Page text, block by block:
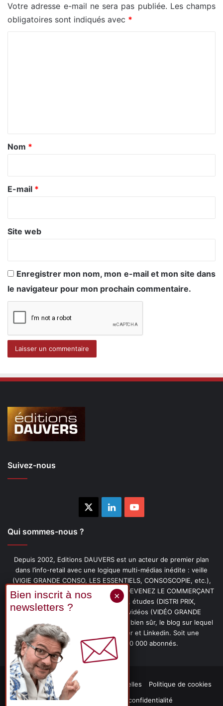
Votre adresse e-mail ne sera pas publiée. Les champs
obligatoires sont indiqués avec *
a
e
Nom *
E-mail *
Site web
Enregistrer mon nom, mon e-mail et mon site dans
le navigateur pour mon prochain commentaire.
Suivez-nous
LinkedinYouTube
Qui sommes-nous ?
Depuis 2002, Editions DAUVERS est un acteur de premier plan
dans l’info-retail avec une logique multi-médias inédite : veille
(VIGIE GRANDE CONSO, LES ESSENTIELS, CONSOSCOPIE, etc.),
livres (PENSER-CLIENT, IMAGE-PRIX, DEVENEZ LE COMMERÇANT
PRÉFÉRÉ DE VOS CLIENTS, etc.), études (DISTRI PRIX,
PROMOFLASH, DRIVE INSIGHTS), vidéos (VIDÉO GRANDE
CONSO), podcasts (CAFÉ CONSO) et, bien sûr, le blog sur lequel
vous êtes, ainsi que les fils Twitter et Linkedin. Soit une
communauté de plus de 150 000 abonnés.
Mentions légales Données personnelles
Politique de cookies
Contact
Déclaration de confidentialité